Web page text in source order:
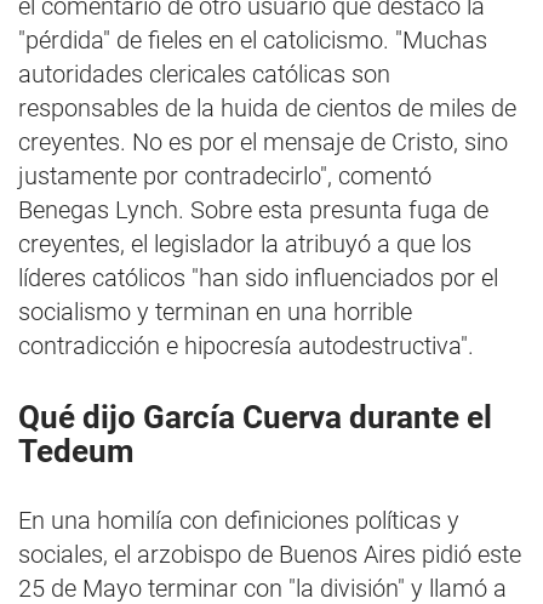
el comentario de otro usuario que destacó la
"pérdida" de fieles en el catolicismo. "Muchas
autoridades clericales católicas son
responsables de la huida de cientos de miles de
creyentes. No es por el mensaje de Cristo, sino
justamente por contradecirlo", comentó
Benegas Lynch. Sobre esta presunta fuga de
creyentes, el legislador la atribuyó a que los
líderes católicos "han sido influenciados por el
socialismo y terminan en una horrible
contradicción e hipocresía autodestructiva".
Qué dijo García Cuerva durante el
Tedeum
En una homilía con definiciones políticas y
sociales, el arzobispo de Buenos Aires pidió este
25 de Mayo terminar con "la división" y llamó a